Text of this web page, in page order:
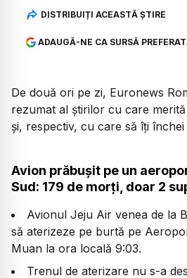
DISTRIBUIȚI ACEASTĂ ȘTIRE
ADAUGĂ-NE CA SURSĂ
De două ori pe zi, Euronews
rezumat al știrilor cu care
și, respectiv, cu care să îți
Avion prăbușit pe un
Sud: 179 de morți, doar 2
Avionul Jeju Air venea de la
să aterizeze pe burtă pe
Muan la ora locală 9:03.
Trenul de aterizare nu s-a